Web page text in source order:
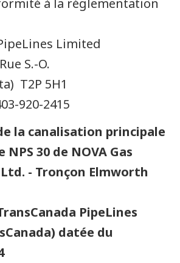
à la réglementation
Limited
S.-O.
T2P 5H1
920-2415
la canalisation principale
30 de NOVA Gas
- Tronçon Elmworth
PipeLines
datée du